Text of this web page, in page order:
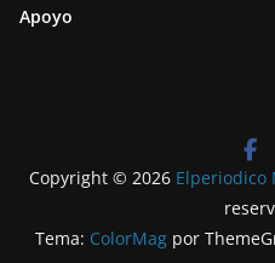
Apoyo
Copyright © 2026 Elperiodico
Tema: ColorMagpor